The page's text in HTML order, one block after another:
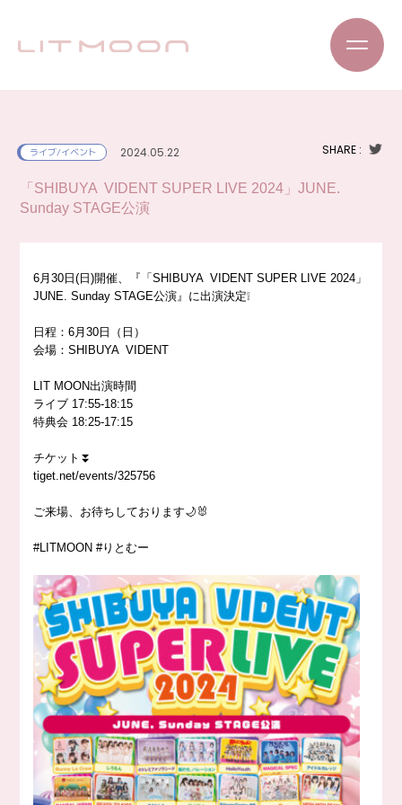
ライブ/イベント 2024.05.22 SHARE :
「SHIBUYA VIDENT SUPER LIVE 2024」JUNE.
Sunday STAGE公演
6月30日(日)開催、『「SHIBUYA VIDENT SUPER LIVE 2024」
JUNE. Sunday STAGE公演』に出演決定❕
日程：6月30日（日）
会場：SHIBUYA VIDENT
LIT MOON出演時間
ライブ 17:55-18:15
特典会 18:25-17:15
チケット⏬
tiget.net/events/325756
ご来場、お待ちしております🌙🐰
#LITMOON #りとむー